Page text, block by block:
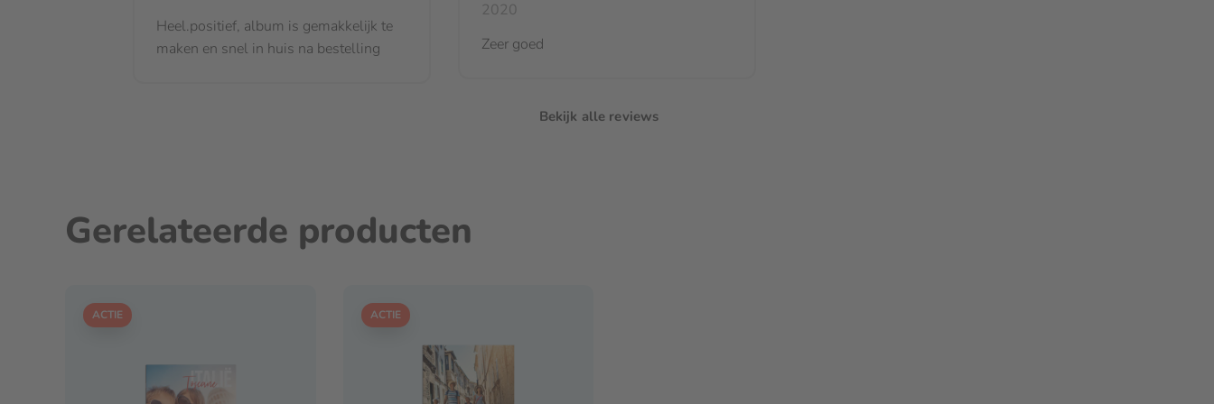
Heel.positief, album is gemakkelijk te
maken en snel in huis na bestelling
2020
Zeer goed
Bekijk alle reviews
Gerelateerde producten
ACTIE ACTIE